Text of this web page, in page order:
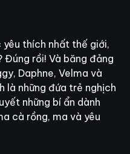
thích nhất thế giới,
rồi! Và băng đảng
Daphne, Velma và
là những đứa trẻ nghịch
những bí ẩn dành
cà rồng, ma và yêu